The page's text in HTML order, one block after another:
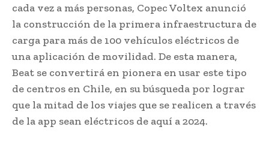
cada vez a más personas, Copec Voltex anunció
la construcción de la primera infraestructura de
carga para más de 100 vehículos eléctricos de
una aplicación de movilidad. De esta manera,
Beat se convertirá en pionera en usar este tipo
de centros en Chile, en su búsqueda por lograr
que la mitad de los viajes que se realicen a través
de la app sean eléctricos de aquí a 2024.